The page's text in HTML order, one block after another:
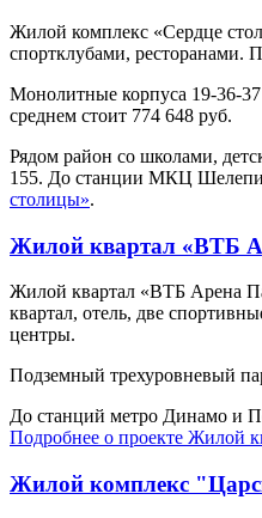
Жилой комплекс «Сердце
спортклубами, ресторанами.
Монолитные корпуса 19-36-
среднем стоит 774 648 руб.
Рядом район со школами,
155. До станции МКЦ
столицы».
Жилой квартал «ВТБ
Жилой квартал «ВТБ Арена
квартал, отель, две
центры.
Подземный трехуровневый
До станций метро Динамо и
Подробнее о проекте Жилой
Жилой комплекс